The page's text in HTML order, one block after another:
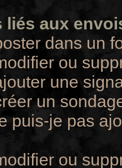
liés aux
dans un
ou
une
un
puis-je pas
ou